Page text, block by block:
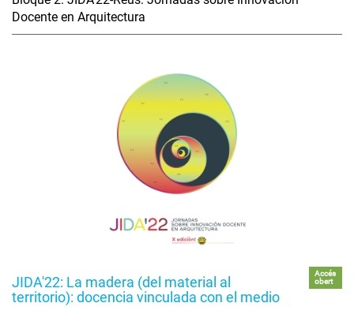
Docente en Arquitectura
JIDA'22: La madera (del material al
territorio): docencia vinculada con el medio
Accés
obert